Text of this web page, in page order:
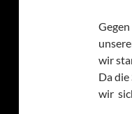
wir
Da
wir